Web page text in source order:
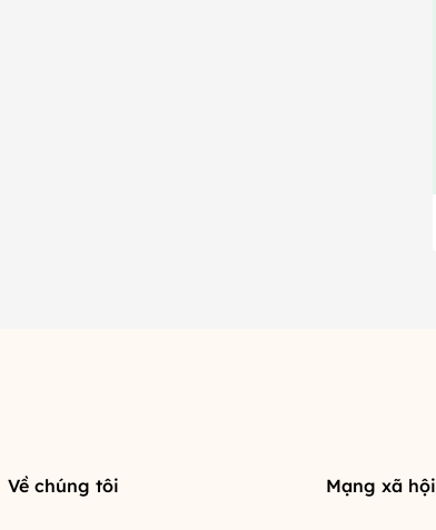
Về chúng tôi Mạng xã hội